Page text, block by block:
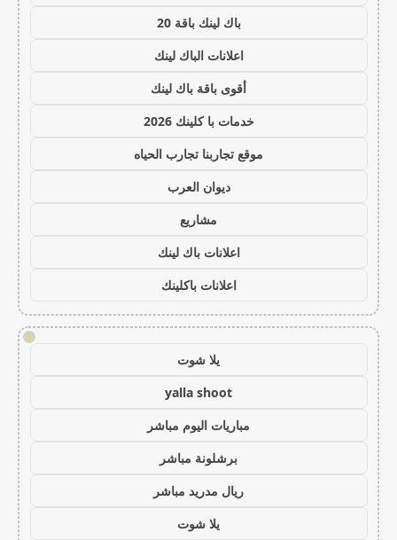
باك لينك باقة 20
اعلانات الباك لينك
أقوى باقة باك لينك
خدمات با كلينك 2026
موقع تجاربنا تجارب الحياه
ديوان العرب
مشاريع
اعلانات باك لينك
اعلانات باكلينك
!
يلا شوت
yalla shoot
مباريات اليوم مباشر
برشلونة مباشر
ريال مدريد مباشر
يلا شوت